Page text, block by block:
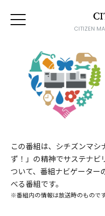
CITIZEN
この番組は、シチズンマシ
ず！」の精神でサステナビ
ついて、番組ナビゲーター
べる番組です。
※番組内の情報は放送時のものです